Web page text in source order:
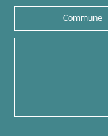
Commune